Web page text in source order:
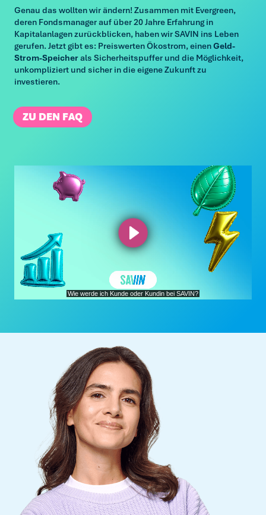
Genau das wollten wir ändern! Zusammen mit Evergreen,
deren Fondsmanager auf über 20 Jahre Erfahrung in
Kapitalanlagen zurückblicken, haben wir SAVIN ins Leben
gerufen. Jetzt gibt es: Preiswerten Ökostrom, einenGeld-
Strom-Speicherals Sicherheitspuffer und die Möglichkeit,
unkompliziert und sicher in die eigene Zukunft zu
investieren.
ZU DEN FAQ
Abspielen